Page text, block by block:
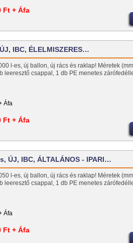
Ft + Áfa
IBC, ÉLELMISZERES…
l-es, új ballon, új rács és raklap! Méretek
leeresztő csappal, 1 db PE menetes
Áfa
Ft + Áfa
ÚJ, IBC, ÁLTALÁNOS - IPARI…
l-es, új ballon, új rács és raklap! Méretek
leeresztő csappal, 1 db PE menetes
Áfa
Ft + Áfa